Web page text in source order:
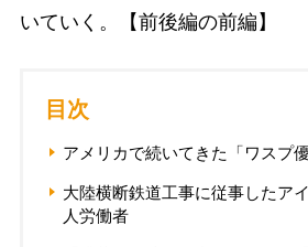
いていく。【前後編の前編】
目次
アメリカで続いてきた「ワスプ
大陸横断鉄道工事に従事したア
人労働者